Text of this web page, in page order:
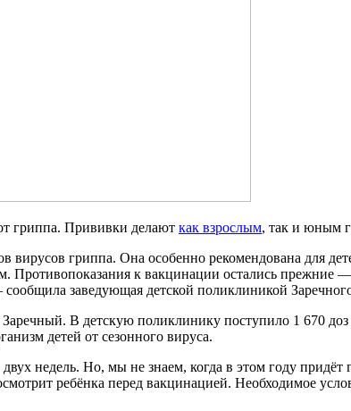
гриппа. Прививки делают как взрослым, так и юным
вирусов гриппа. Она особенно рекомендована для
Противопоказания к вакцинации остались прежние
заведующая детской поликлиникой
В детскую поликлинику поступило 1 670
детей от сезонного вируса.
недель. Но, мы не знаем, когда в этом году
ребёнка перед вакцинацией. Необходимое